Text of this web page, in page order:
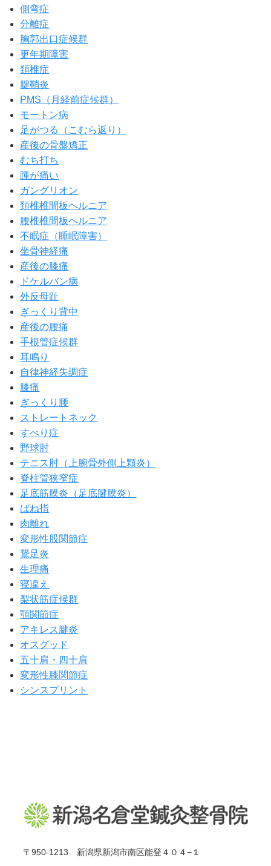
側弯症
分離症
胸郭出口症候群
更年期障害
頚椎症
腱鞘炎
PMS（月経前症候群）
モートン病
足がつる（こむら返り）
産後の骨盤矯正
むち打ち
踵が痛い
ガングリオン
頚椎椎間板ヘルニア
腰椎椎間板ヘルニア
不眠症（睡眠障害）
坐骨神経痛
産後の膝痛
ドケルバン病
外反母趾
ぎっくり背中
産後の腰痛
手根管症候群
耳鳴り
自律神経失調症
膝痛
ぎっくり腰
ストレートネック
すべり症
野球肘
テニス肘（上腕骨外側上顆炎）
脊柱管狭窄症
足底筋膜炎（足底腱膜炎）
ばね指
肉離れ
変形性股関節症
鵞足炎
生理痛
寝違え
梨状筋症候群
顎関節症
アキレス腱炎
オスグッド
五十肩・四十肩
変形性膝関節症
シンスプリント
〒950-1213 新潟県新潟市南区能登４０４−１